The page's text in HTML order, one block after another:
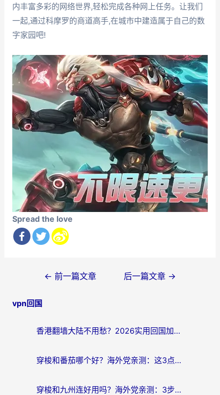
内丰富多彩的网络世界,轻松完成各种网上任务。让我们
一起,通过科摩罗的商道高手,在城市中建造属于自己的数
字家园吧!
Spread the love
导
← 前一篇文章 后一篇文章 →
vpn回国
香港翻墙大陆不用愁？2026实用回国加速器指南：从选到用一步到位
穿梭和番茄哪个好？海外党亲测：这3点帮你选对回国加速器
穿梭和九州连好用吗？海外党亲测：3步选对回国加速器，无缝刷国内剧玩国服